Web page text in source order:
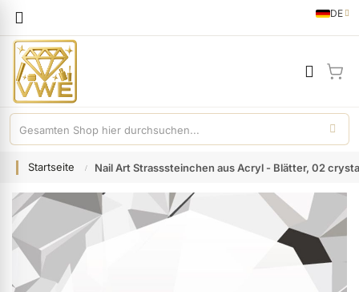
Sprache
DE
German
Startseite Nail Art Strasssteinchen aus Acryl - Blätter, 02
Zum
Ende
der
Bildgalerie
springen